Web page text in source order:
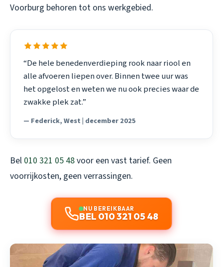
Voorburg behoren tot ons werkgebied.
“De hele benedenverdieping rook naar riool en
alle afvoeren liepen over. Binnen twee uur was
het opgelost en weten we nu ook precies waar de
zwakke plek zat.”
— Federick, West | december 2025
Bel 010 321 05 48voor een vast tarief. Geen
voorrijkosten, geen verrassingen.
NU BEREIKBAAR
BEL 010 321 05 48